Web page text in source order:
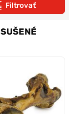
Filtrovať
SUŠENÉ